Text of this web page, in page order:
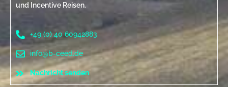
und Incentive Reisen.
+49 (0) 40 60942883
info@b-ceed.de
Nachricht senden